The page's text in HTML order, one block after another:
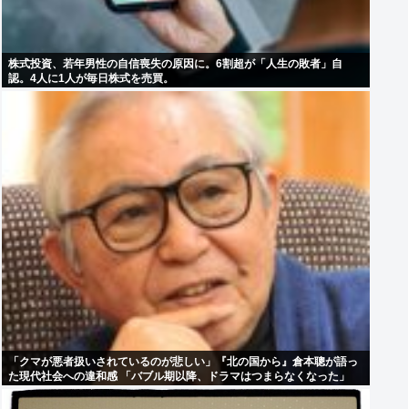
株式投資、若年男性の自信喪失の原因に。6割超が「人生の敗者」自
認。4人に1人が毎日株式を売買。
「クマが悪者扱いされているのが悲しい」『北の国から』倉本聰が語っ
た現代社会への違和感 「バブル期以降、ドラマはつまらなくなった」